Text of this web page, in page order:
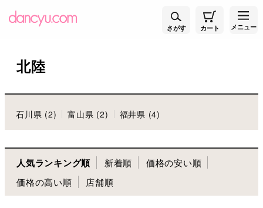
さがす カート メニュー
北陸
石川県 (2) 富山県 (2) 福井県 (4)
人気ランキング順 新着順
価格の安い順
価格の高い順
店舗順